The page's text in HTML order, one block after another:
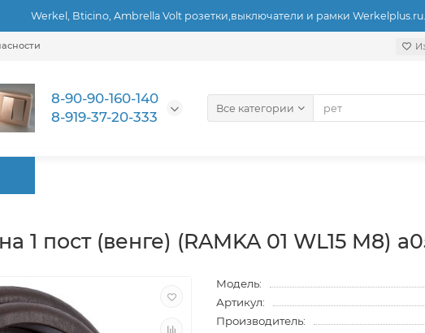
Werkel, Bticino, Ambrella Volt розетки,выключатели и рамки Werkelplus.ru.
Все категории
8-90-90-160-140
8-919-37-20-333
1 пост (венге) (RAMKA 01 WL15 M8)
Модель:
Артикул:
Производитель: